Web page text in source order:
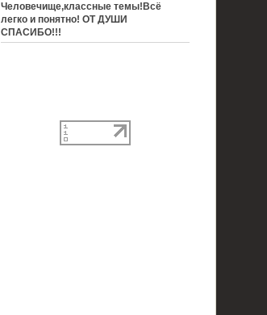
Человечище,классные темы!Всё
легко и понятно! ОТ ДУШИ
СПАСИБО!!!